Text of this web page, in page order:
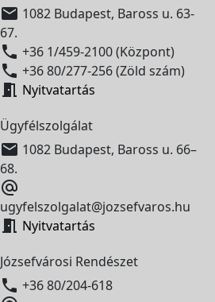
 1082 Budapest, Baross u. 63-
67.
 +36 1/459-2100 (Központ)
 +36 80/277-256 (Zöld szám)
 Nyitvatartás
Ügyfélszolgálat
 1082 Budapest, Baross u. 66–
68.

ugyfelszolgalat@jozsefvaros.hu
 Nyitvatartás
Józsefvárosi Rendészet
 +36 80/204-618